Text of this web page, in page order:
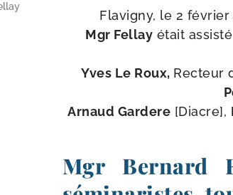
Flavigny, le 2
Mgr Fellay était
Yves Le Roux, Recteur
Arnaud Gardere [Diacre],
Mgr Bernard